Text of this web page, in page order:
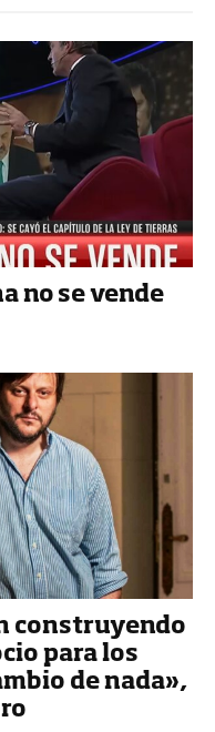
no se vende
construyendo
para los
de nada»,